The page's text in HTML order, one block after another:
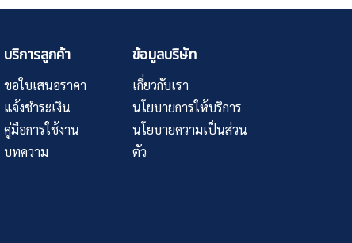
บริการลูกค้า
ขอใบเสนอราคา
แจ้งชำระเงิน
คู่มือการใช้งาน
บทความ
ข้อมูลบริษัท
เกี่ยวกับเรา
นโยบายการให้บริการ
นโยบายความเป็นส่วน
ตัว